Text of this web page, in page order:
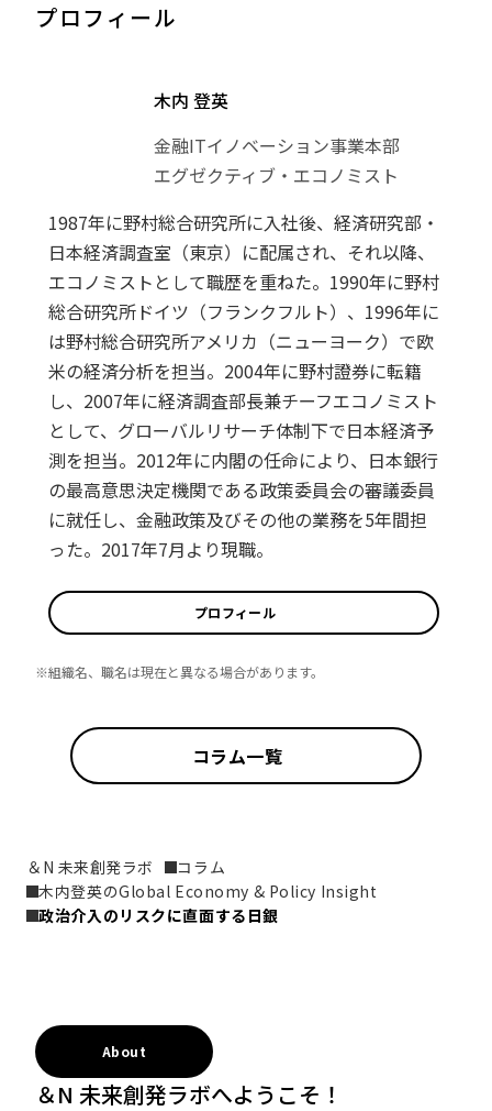
プロフィール
木内 登英
金融ITイノベーション事業本部
エグゼクティブ・エコノミスト
1987年に野村総合研究所に入社後、経済研究部・
日本経済調査室（東京）に配属され、それ以降、
エコノミストとして職歴を重ねた。1990年に野村
総合研究所ドイツ（フランクフルト）、1996年に
は野村総合研究所アメリカ（ニューヨーク）で欧
米の経済分析を担当。2004年に野村證券に転籍
し、2007年に経済調査部長兼チーフエコノミスト
として、グローバルリサーチ体制下で日本経済予
測を担当。2012年に内閣の任命により、日本銀行
の最高意思決定機関である政策委員会の審議委員
に就任し、金融政策及びその他の業務を5年間担
った。2017年7月より現職。
プロフィール
※組織名、職名は現在と異なる場合があります。
コラム一覧
＆N 未来創発ラボ
コラム
木内登英のGlobal Economy & Policy Insight
政治介入のリスクに直面する日銀
About
＆N 未来創発ラボへようこそ！